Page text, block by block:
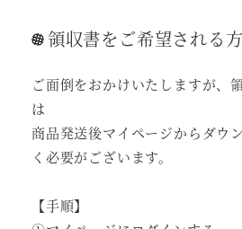
領収書をご希望される方
ご面倒をおかけいたしますが、
は
商品発送後マイページからダウ
く必要がございます。
【手順】